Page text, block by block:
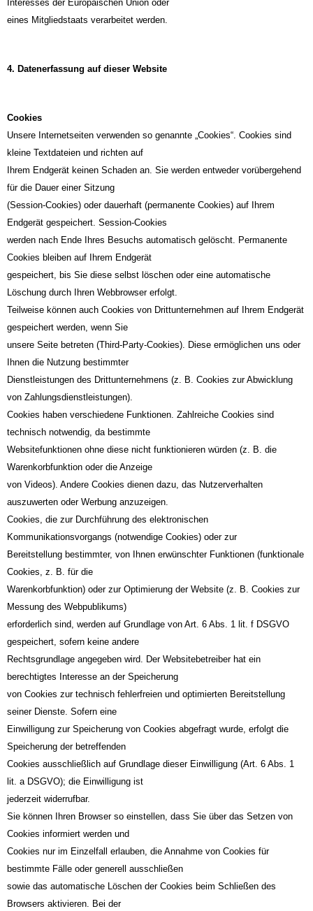
Interesses der Europäischen Union oder
eines Mitgliedstaats verarbeitet werden.
4. Datenerfassung auf dieser Website
Cookies
Unsere Internetseiten verwenden so genannte „Cookies“. Cookies sind
kleine Textdateien und richten auf
Ihrem Endgerät keinen Schaden an. Sie werden entweder vorübergehend
für die Dauer einer Sitzung
(Session-Cookies) oder dauerhaft (permanente Cookies) auf Ihrem
Endgerät gespeichert. Session-Cookies
werden nach Ende Ihres Besuchs automatisch gelöscht. Permanente
Cookies bleiben auf Ihrem Endgerät
gespeichert, bis Sie diese selbst löschen oder eine automatische
Löschung durch Ihren Webbrowser erfolgt.
Teilweise können auch Cookies von Drittunternehmen auf Ihrem Endgerät
gespeichert werden, wenn Sie
unsere Seite betreten (Third-Party-Cookies). Diese ermöglichen uns oder
Ihnen die Nutzung bestimmter
Dienstleistungen des Drittunternehmens (z. B. Cookies zur Abwicklung
von Zahlungsdienstleistungen).
Cookies haben verschiedene Funktionen. Zahlreiche Cookies sind
technisch notwendig, da bestimmte
Websitefunktionen ohne diese nicht funktionieren würden (z. B. die
Warenkorbfunktion oder die Anzeige
von Videos). Andere Cookies dienen dazu, das Nutzerverhalten
auszuwerten oder Werbung anzuzeigen.
Cookies, die zur Durchführung des elektronischen
Kommunikationsvorgangs (notwendige Cookies) oder zur
Bereitstellung bestimmter, von Ihnen erwünschter Funktionen (funktionale
Cookies, z. B. für die
Warenkorbfunktion) oder zur Optimierung der Website (z. B. Cookies zur
Messung des Webpublikums)
erforderlich sind, werden auf Grundlage von Art. 6 Abs. 1 lit. f DSGVO
gespeichert, sofern keine andere
Rechtsgrundlage angegeben wird. Der Websitebetreiber hat ein
berechtigtes Interesse an der Speicherung
von Cookies zur technisch fehlerfreien und optimierten Bereitstellung
seiner Dienste. Sofern eine
Einwilligung zur Speicherung von Cookies abgefragt wurde, erfolgt die
Speicherung der betreffenden
Cookies ausschließlich auf Grundlage dieser Einwilligung (Art. 6 Abs. 1
lit. a DSGVO); die Einwilligung ist
jederzeit widerrufbar.
Sie können Ihren Browser so einstellen, dass Sie über das Setzen von
Cookies informiert werden und
Cookies nur im Einzelfall erlauben, die Annahme von Cookies für
bestimmte Fälle oder generell ausschließen
sowie das automatische Löschen der Cookies beim Schließen des
Browsers aktivieren. Bei der